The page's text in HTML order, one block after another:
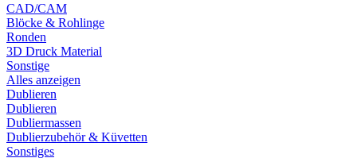
CAD/CAM
Blöcke & Rohlinge
Ronden
3D Druck Material
Sonstige
Alles anzeigen
Dublieren
Dublieren
Dubliermassen
Dublierzubehör & Küvetten
Sonstiges